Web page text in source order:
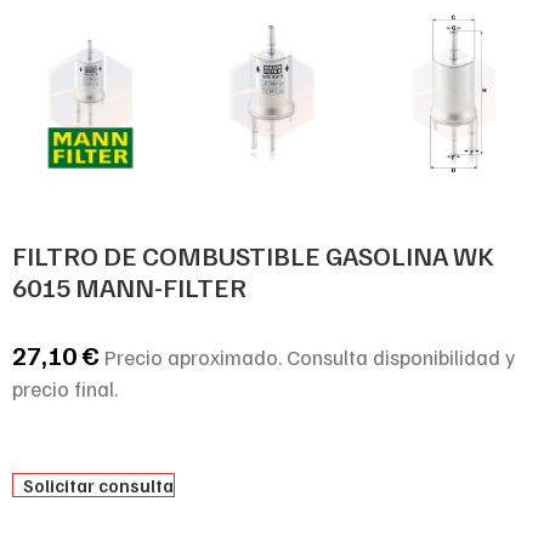
FILTRO DE COMBUSTIBLE GASOLINA WK
6015 MANN-FILTER
27,10€ Precio aproximado. Consulta disponibilidad y
precio final.
Solicitar consulta